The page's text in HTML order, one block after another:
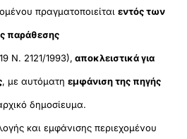
πραγματοποιείταιεντός των
παράθεσης
Ν. 2121/1993), αποκλειστικά για
, με αυτόματηεμφάνιση της πηγής
δημοσίευμα.
και εμφάνισης περιεχομένου